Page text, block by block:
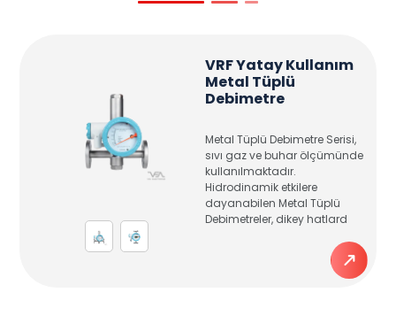
VRF Yatay Kullanım
Metal Tüplü
Debimetre
Metal Tüplü Debimetre Serisi,
sıvı gaz ve buhar ölçümünde
kullanılmaktadır.
Hidrodinamik etkilere
dayanabilen Metal Tüplü
Debimetreler, dikey hatlard